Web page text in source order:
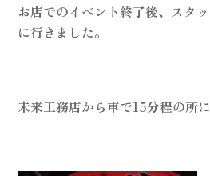
お店でのイベント終了後、スタ
に行きました。
未来工務店から車で15分程の所